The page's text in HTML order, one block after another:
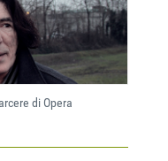
di Opera